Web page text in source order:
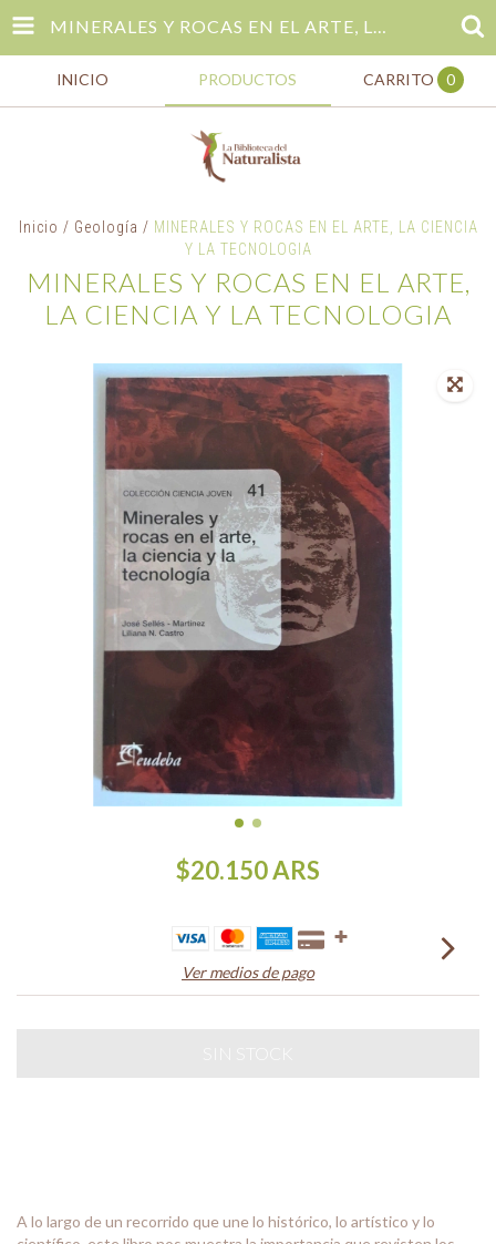
MINERALES Y ROCAS EN EL ARTE, LA CIENCIA Y LA TECNOLOGIA
INICIO PRODUCTOS CARRITO 0
Inicio / Geología / MINERALES Y ROCAS EN EL ARTE, LA CIENCIA
Y LA TECNOLOGIA
MINERALES Y ROCAS EN EL ARTE,
LA CIENCIA Y LA TECNOLOGIA
$20.150ARS
Ver medios de pago
A lo largo de un recorrido que une lo histórico, lo artístico y lo